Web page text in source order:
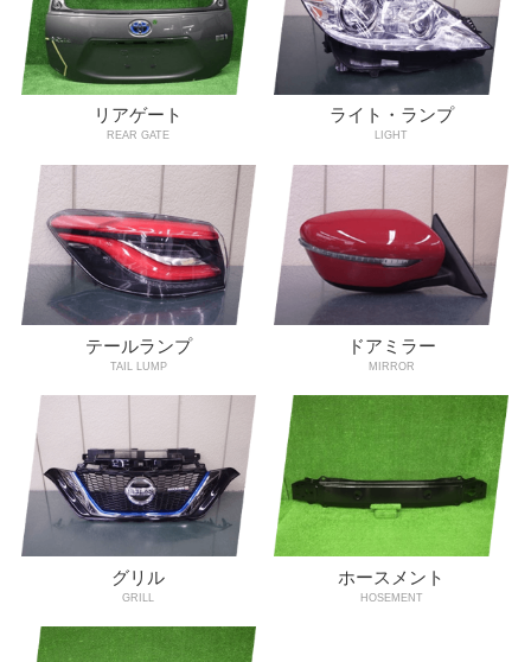
リアゲート
REAR GATE
ライト・ランプ
LIGHT
テールランプ
TAIL LUMP
ドアミラー
MIRROR
グリル
GRILL
ホースメント
HOSEMENT